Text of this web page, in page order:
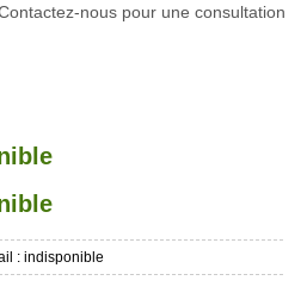
nous pour une consultation
: indisponible